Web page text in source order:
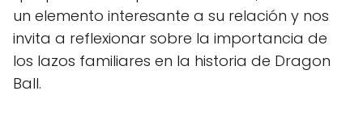
un elemento interesante a su relación y nos
invita a reflexionar sobre la importancia de
los lazos familiares en la historia de Dragon
Ball.